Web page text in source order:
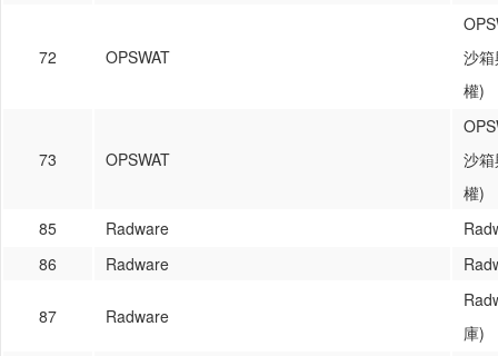
72 OPSWAT
沙
權)
73 OPSWAT
沙
權)
85
Radware
86
Radware
87 Radware
庫)